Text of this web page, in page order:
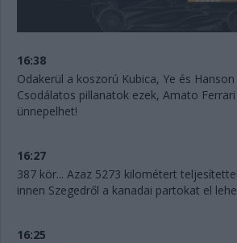
16:38
Odakerül a koszorú Kubica, Ye és Hanson
Csodálatos pillanatok ezek, Amato
ünnepelhet!
16:27
387 kör... Azaz 5273 kilométert
innen Szegedről a kanadai partokat el
16:25